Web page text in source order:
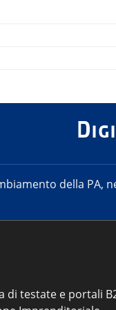
della PA,
di testate e portali